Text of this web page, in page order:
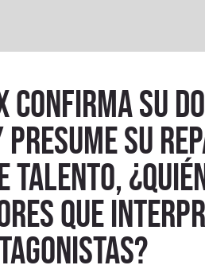
confirma su
su
talento,
que